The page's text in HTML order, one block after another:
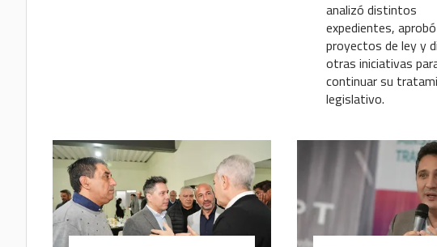
analizó distintos
expedientes, aprobó
proyectos de ley y
otras iniciativas
continuar su
legislativo.